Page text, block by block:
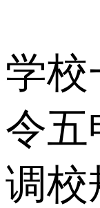
学校
令五
调校